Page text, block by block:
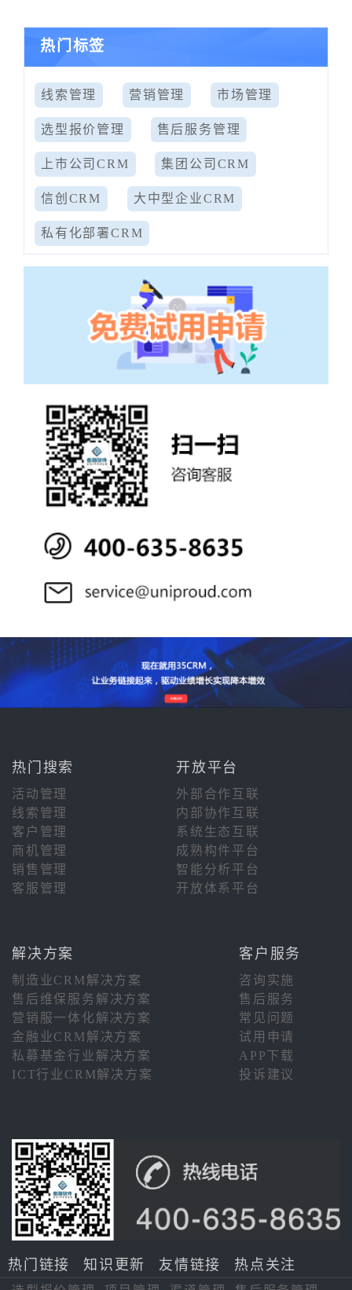
热门标签
线索管理 营销管理 市场管理
选型报价管理 售后服务管理
上市公司CRM 集团公司CRM
信创CRM 大中型企业CRM
私有化部署CRM
热门搜索 开放平台
活动管理
外部合作互联
线索管理
内部协作互联
客户管理
系统生态互联
商机管理
成熟构件平台
销售管理
智能分析平台
客服管理
开放体系平台
解决方案 客户服务
制造业CRM解决方案
咨询实施
售后维保服务解决方案
售后服务
营销服一体化解决方案
常见问题
金融业CRM解决方案
试用申请
私募基金行业解决方案
APP下载
ICT行业CRM解决方案
投诉建议
热门链接 知识更新 友情链接 热点关注